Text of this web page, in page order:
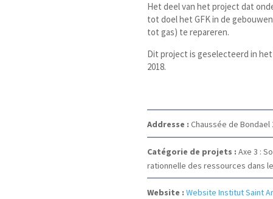
Het deel van het project dat
tot doel het GFK in de
tot gas) te repareren.
Dit project is geselecteerd in
2018.
Addresse : Chaussée de Bondael
Catégorie de projets : Axe 3 :
rationnelle des ressources dans
Website : Website Institut Saint